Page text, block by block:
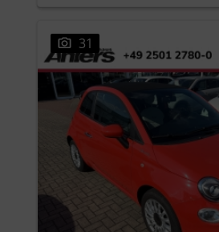
31